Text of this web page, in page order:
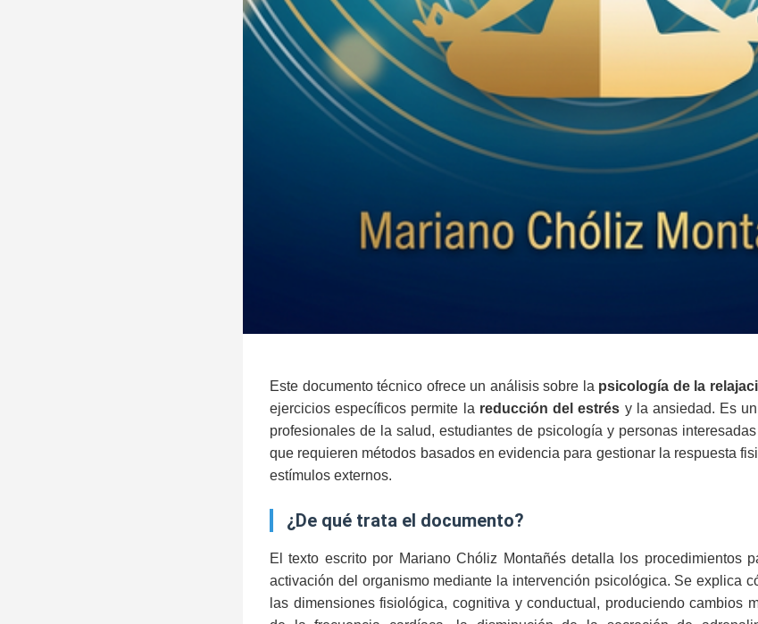
Este documento técnico ofrece un análisis sobre la psicología de la
ejercicios específicos permite la reducción del estrés y la ansiedad. Es
profesionales de la salud, estudiantes de psicología y personas interesadas
que requieren métodos basados en evidencia para gestionar la respuesta
estímulos externos.
¿de qué trata el documento?
El texto escrito por Mariano Chóliz Montañés detalla los procedimientos
activación del organismo mediante la intervención psicológica. Se explica
las dimensiones fisiológica, cognitiva y conductual, produciendo cambios